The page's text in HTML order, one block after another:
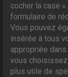
cocher la case
formulaire de
Vous pouvez
insérée à tous
appropriée
vous
plus utile de